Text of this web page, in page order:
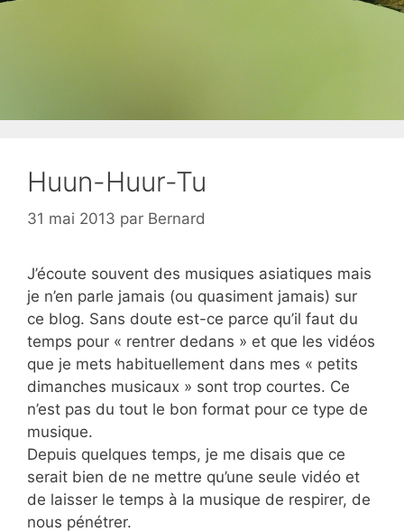
Huun-Huur-Tu
31 mai 2013 par Bernard
J’écoute souvent des musiques asiatiques mais
je n’en parle jamais (ou quasiment jamais) sur
ce blog. Sans doute est-ce parce qu’il faut du
temps pour « rentrer dedans » et que les vidéos
que je mets habituellement dans mes « petits
dimanches musicaux » sont trop courtes. Ce
n’est pas du tout le bon format pour ce type de
musique.
Depuis quelques temps, je me disais que ce
serait bien de ne mettre qu’une seule vidéo et
de laisser le temps à la musique de respirer, de
nous pénétrer.